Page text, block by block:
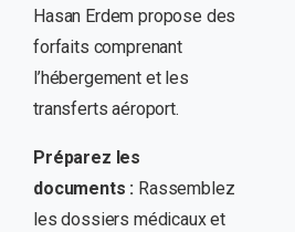
Hasan Erdem propose des
forfaits comprenant
l’hébergement et les
transferts aéroport.
Préparez les
documents : Rassemblez
les dossiers médicaux et